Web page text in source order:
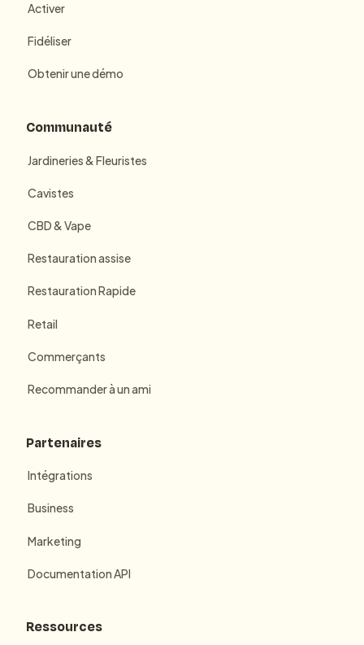
Activer
Fidéliser
Obtenir une démo
Communauté
Jardineries & Fleuristes
Cavistes
CBD & Vape
Restauration assise
Restauration Rapide
Retail
Commerçants
Recommander à un ami
Partenaires
Intégrations
Business
Marketing
Documentation API
Ressources